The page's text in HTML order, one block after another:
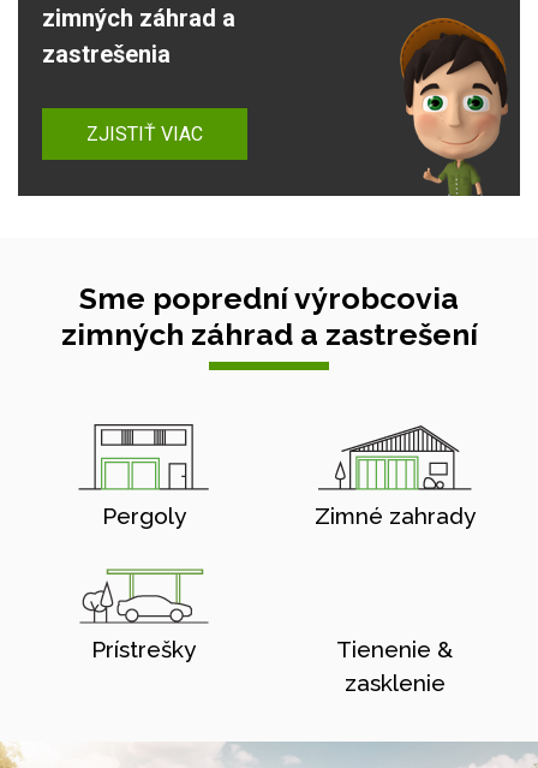
zimných záhrad a
zastrešenia
ZJISTIŤ VIAC
Sme poprední výrobcovia
zimných záhrad a zastrešení
Pergoly Zimné zahrady
Prístrešky
Tienenie &
zasklenie